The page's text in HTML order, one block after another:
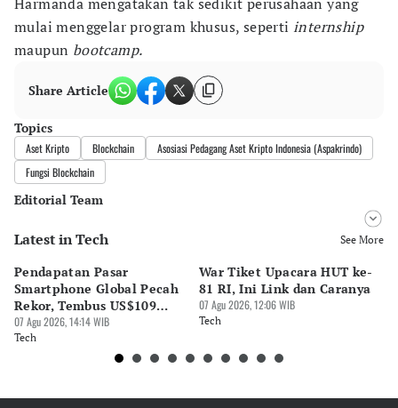
mulai menggelar program khusus, seperti internship
maupun bootcamp.
Share Article
Topics
Aset Kripto Blockchain
Asosiasi Pedagang Aset Kripto Indonesia (Aspakrindo)
Fungsi Blockchain
Editorial Team
Editor
Editor
Luky Maulana Firmansyah
Latest in Tech See More
Pendapatan Pasar
Smartphone Global Pecah
Rekor, Tembus US$109
Miliar
07 Agu 2026, 14:14 WIB
Tech
War Tiket Upacara HUT ke-
81 RI, Ini Link dan Caranya
07 Agu 2026, 12:06 WIB
Tech